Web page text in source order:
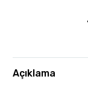
Açıklama